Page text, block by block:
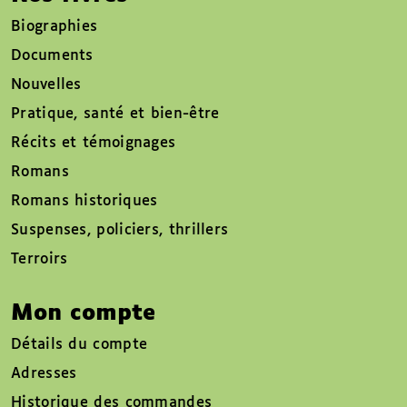
Biographies
Documents
Nouvelles
Pratique, santé et bien-être
Récits et témoignages
Romans
Romans historiques
Suspenses, policiers, thrillers
Terroirs
Mon compte
Détails du compte
Adresses
Historique des commandes